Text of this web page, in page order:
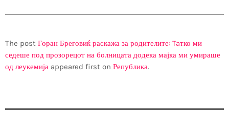
The post Горан Бреговиќ раскажа за родителите: Taтко ми
седеше под прозорецот на болницата додека мајка ми умираше
од леукемија appeared first on Република.